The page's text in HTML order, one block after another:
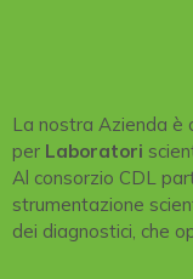
La nostra Azienda è
per Laboratori
Al consorzio CDL
strumentazione
dei diagnostici, che